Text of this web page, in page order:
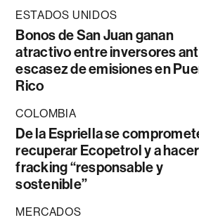
ESTADOS UNIDOS
Bonos de San Juan ganan
atractivo entre inversores
escasez de emisiones en
Rico
COLOMBIA
De la Espriella se
recuperar Ecopetrol y a hacer
fracking “responsable y
sostenible”
MERCADOS